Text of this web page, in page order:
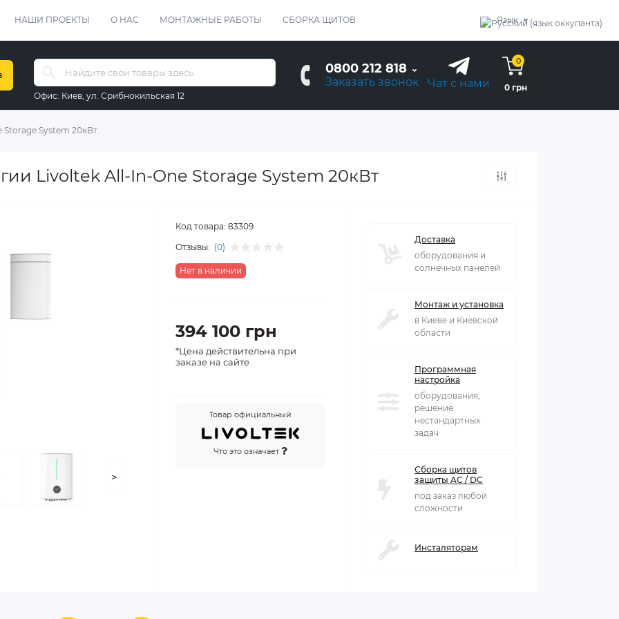
НАШИ ПРОЕКТЫ О НАС МОНТАЖНЫЕ РАБОТЫ СБОРКА ЩИТОВ Язык
Офис: Киев, ул. Срибнокильская 12
0800 212 818
Заказать звонок Чат с нами
0
0 грн
System 20кВт
Livoltek All-In-One Storage System 20кВт
>
Код товара: 83309
Отзывы: (0)
Нет в наличии
394 100 грн
*Цена действительна при
заказе на сайте
Товар официальный
Что это означает
Доставка
оборудования и
солнечных панелей
Монтаж и установка
в Киеве и Киевской
области
Программная
настройка
оборудования,
решение
нестандартных
задач
Сборка щитов
защиты AC / DC
под заказ любой
сложности
Инсталяторам